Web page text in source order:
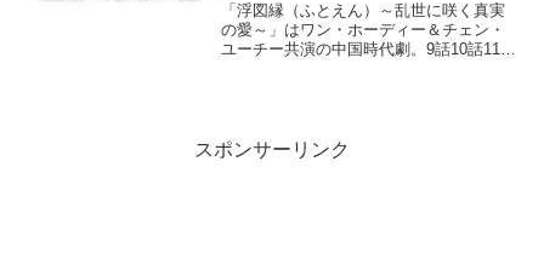
「浮図縁（ふとえん）～乱世に咲く真実
の愛～」はワン・ホーディー＆チェン・
ユーチー共演の中国時代劇。9話10話11話
スポンサーリンク